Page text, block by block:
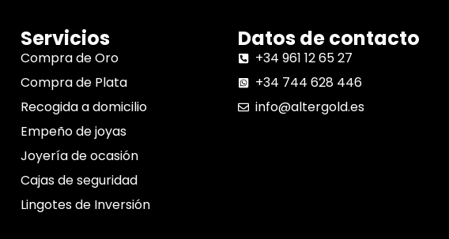
Servicios
Compra de Oro
Compra de Plata
Recogida a domicilio
Empeño de joyas
Joyería de ocasión
Cajas de seguridad
Lingotes de Inversión
Datos de contacto
+34 961 12 65 27
+34 744 628 446
info@altergold.es